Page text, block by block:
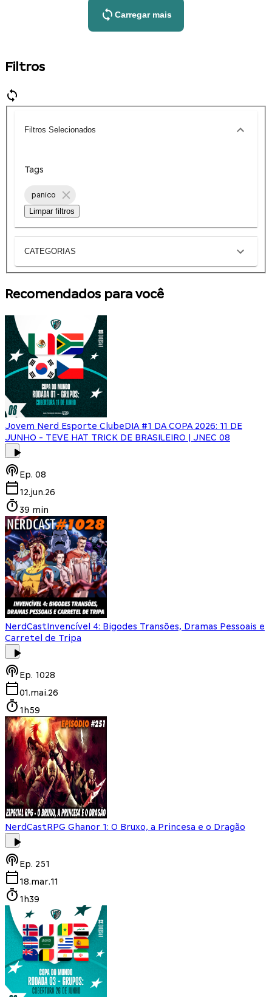
Carregar mais
Filtros
Filtros Selecionados
Tags
panico
Limpar filtros
CATEGORIAS
Recomendados para você
Jovem Nerd Esporte ClubeDIA #1 DA COPA 2026: 11 DE
JUNHO - TEVE HAT TRICK DE BRASILEIRO | JNEC 08
Ep. 08
12.jun.26
39 min
NerdCastInvencível 4: Bigodes Transões, Dramas Pessoais e
Carretel de Tripa
Ep. 1028
01.mai.26
1h59
NerdCastRPG Ghanor 1: O Bruxo, a Princesa e o Dragão
Ep. 251
18.mar.11
1h39